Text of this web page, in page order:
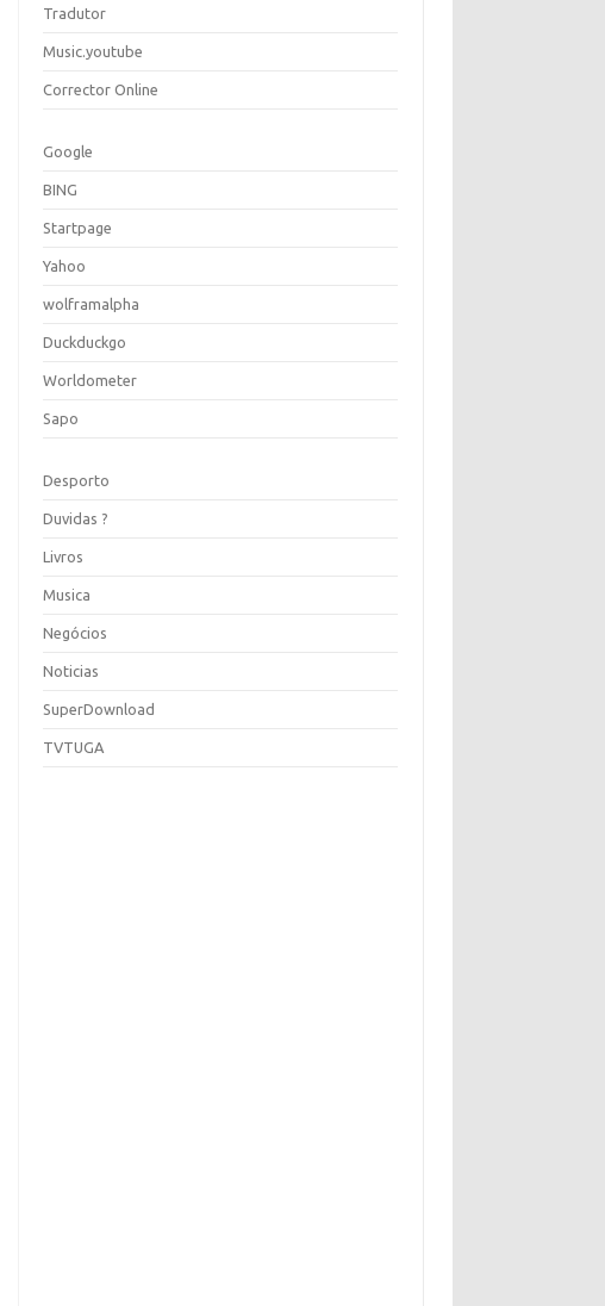
Tradutor
Music.youtube
Corrector Online
Google
BING
Startpage
Yahoo
wolframalpha
Duckduckgo
Worldometer
Sapo
Desporto
Duvidas ?
Livros
Musica
Negócios
Noticias
SuperDownload
TVTUGA